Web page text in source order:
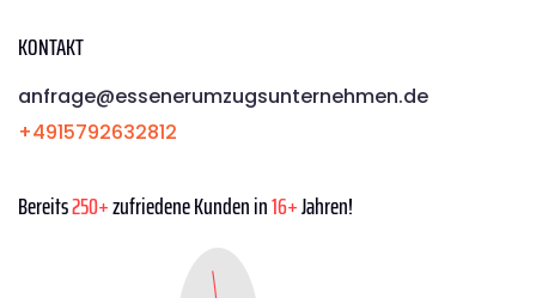
KONTAKT
anfrage@essenerumzugsunternehmen.de
+4915792632812
Bereits250+zufriedene Kunden in16+Jahren!